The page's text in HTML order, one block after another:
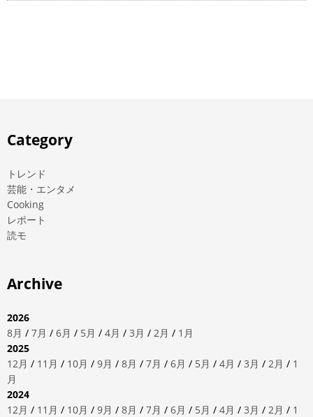
Category
トレンド
芸能・エンタメ
Cooking
レポート
読モ
Archive
2026
8月 / 7月 / 6月 / 5月 / 4月 / 3月 / 2月 / 1月
2025
12月 / 11月 / 10月 / 9月 / 8月 / 7月 / 6月 / 5月 / 4月 / 3月 / 2月 / 1
月
2024
12月 / 11月 / 10月 / 9月 / 8月 / 7月 / 6月 / 5月 / 4月 / 3月 / 2月 / 1